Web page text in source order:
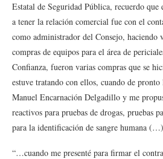
Estatal de Seguridad Pública, recuerdo que
a tener la relación comercial fue con el
como administrador del Consejo, haciendo
compras de equipos para el área de
Confianza, fueron varias compras que se
estuve tratando con ellos, cuando de
Manuel Encarnación Delgadillo y me
reactivos para pruebas de drogas, pruebas
para la identificación de sangre humana (…)
“…cuando me presenté para firmar el